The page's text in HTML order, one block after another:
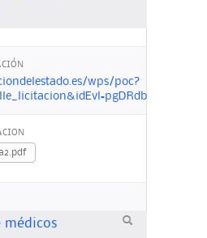
wps/poc?
médicos